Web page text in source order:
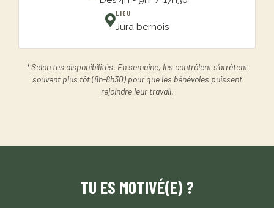
LIEU
Jura bernois
* Selon tes disponibilités. En semaine, les contrôlent s’arrêtent
souvent plus tôt (8h-8h30) pour que les bénévoles puissent
rejoindre leur travail.
TU ES MOTIVÉ(E) ?